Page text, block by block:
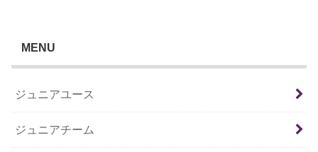
MENU
ジュニアユース
ジュニアチーム